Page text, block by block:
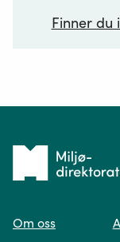
Finner du
Spør oss
Tilbake
forsiden
Om oss